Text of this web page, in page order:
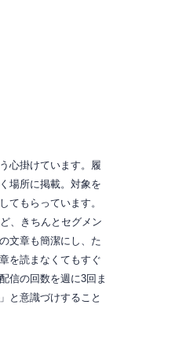
心掛けています。履
場所に掲載。対象を
てもらっています。
、きちんとセグメン
文章も簡潔にし、た
を読まなくてもすぐ
信の回数を週に3回ま
と意識づけすること